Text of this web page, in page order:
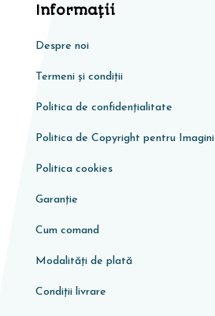
Informaţii
Despre noi
Termeni și condiții
Politica de confidențialitate
Politica de Copyright pentru Imagini
Politica cookies
Garanţie
Cum comand
Modalități de plată
Condiţii livrare